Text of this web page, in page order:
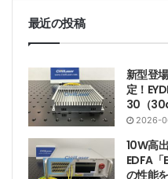
最近の投稿
新型登
定！
30（
2026-
10W高
EDFA
の性能